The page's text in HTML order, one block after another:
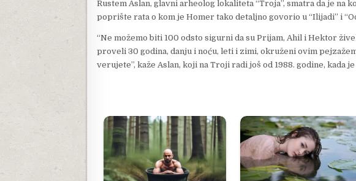
Rustem Aslan, glavni arheolog lokaliteta “Troja”, smatra da je na
poprište rata o kom je Homer tako detaljno govorio u “Ilijadi” i
“Ne možemo biti 100 odsto sigurni da su Prijam, Ahil i Hektor
proveli 30 godina, danju i noću, leti i zimi, okruženi ovim
verujete”, kaže Aslan, koji na Troji radi još od 1988. godine, kada